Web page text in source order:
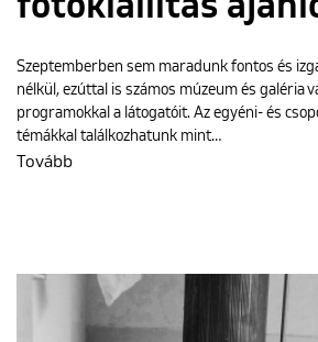
Szeptemberben sem maradunk fontos és
nélkül, ezúttal is számos múzeum és galéria
programokkal a látogatóit. Az egyéni- és
témákkal találkozhatunk mint…
Tovább